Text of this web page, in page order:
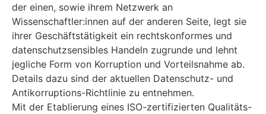
der einen, sowie ihrem Netz­werk an
Wissenschaftler:innen auf der ande­ren Seite, legt sie
ihrer Geschäfts­tä­tig­keit ein rechts­kon­for­mes und
daten­schutz­sen­si­bles Han­deln zugrunde und lehnt
jeg­li­che Form von Kor­rup­tion und Vor­teils­nahme ab.
Details dazu sind der aktu­el­len Daten­schutz- und
Anti­kor­rup­ti­ons-Richt­li­nie zu entnehmen.
Mit der Eta­blie­rung eines ISO-zer­ti­fi­zier­ten Qua­li­täts-